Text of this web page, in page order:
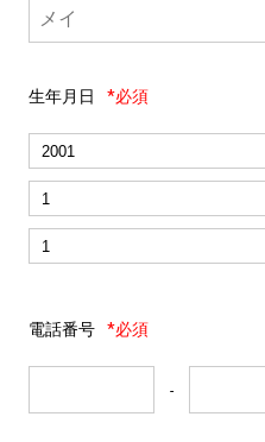
生年月日 *必須
電話番号 *必須
-